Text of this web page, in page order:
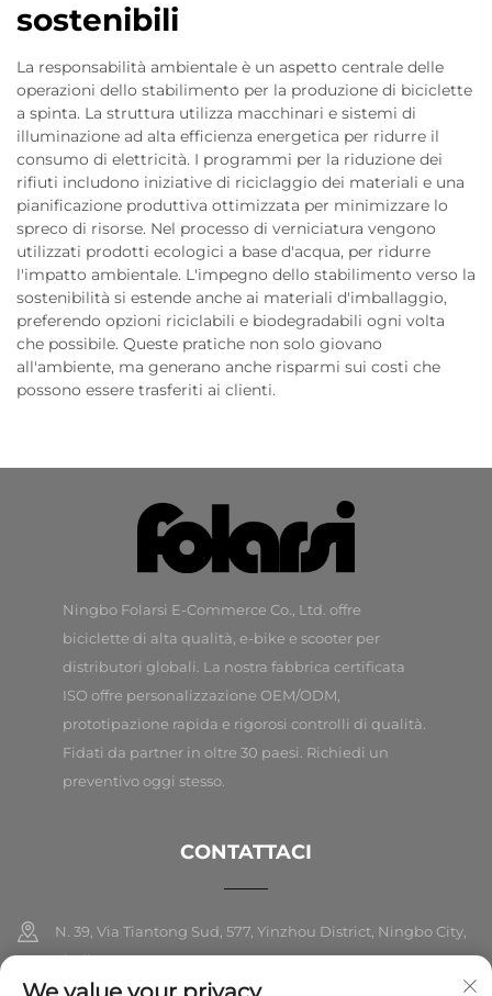
sostenibili
La responsabilità ambientale è un aspetto centrale delle
operazioni dello stabilimento per la produzione di biciclette
a spinta. La struttura utilizza macchinari e sistemi di
illuminazione ad alta efficienza energetica per ridurre il
consumo di elettricità. I programmi per la riduzione dei
rifiuti includono iniziative di riciclaggio dei materiali e una
pianificazione produttiva ottimizzata per minimizzare lo
spreco di risorse. Nel processo di verniciatura vengono
utilizzati prodotti ecologici a base d'acqua, per ridurre
l'impatto ambientale. L'impegno dello stabilimento verso la
sostenibilità si estende anche ai materiali d'imballaggio,
preferendo opzioni riciclabili e biodegradabili ogni volta
che possibile. Queste pratiche non solo giovano
all'ambiente, ma generano anche risparmi sui costi che
possono essere trasferiti ai clienti.
Ningbo Folarsi E-Commerce Co., Ltd. offre
biciclette di alta qualità, e-bike e scooter per
distributori globali. La nostra fabbrica certificata
ISO offre personalizzazione OEM/ODM,
prototipazione rapida e rigorosi controlli di qualità.
Fidati da partner in oltre 30 paesi. Richiedi un
preventivo oggi stesso.
CONTATTACI
N. 39, Via Tiantong Sud, 577, Yinzhou District, Ningbo City,
Zhejiang